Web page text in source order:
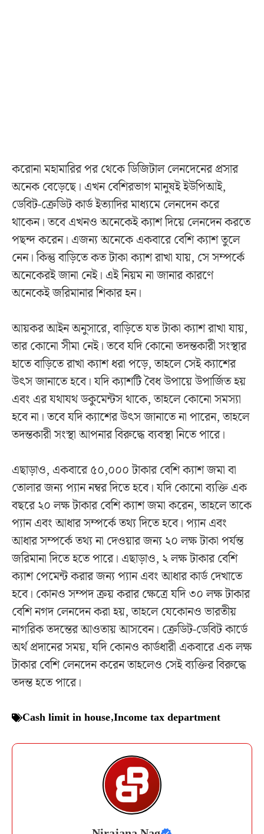
করোনা মহামারির পর থেকে ডিজিটাল লেনদেনের প্রসার
অনেক বেড়েছে। এখন বেশিরভাগ মানুষই ইউপিআই,
ডেবিট-ক্রেডিট কার্ড ইত্যাদির মাধ্যমে লেনদেন করে
থাকেন। তবে এখনও অনেকেই ক্যাশ দিয়ে লেনদেন করতে
পছন্দ করেন। এজন্য অনেকে একবারে বেশি ক্যাশ তুলে
নেন। কিন্তু বাড়িতে কত টাকা ক্যাশ রাখা যায়, সে সম্পর্কে
অনেকেরই জানা নেই। এই নিয়ম না জানার কারণে
অনেকেই জরিমানার শিকার হন।
আয়কর আইন অনুসারে, বাড়িতে যত টাকা ক্যাশ রাখা যায়,
তার কোনো সীমা নেই। তবে যদি কোনো তদন্তকারী সংস্থার
হাতে বাড়িতে রাখা ক্যাশ ধরা পড়ে, তাহলে সেই ক্যাশের
উৎস জানাতে হবে। যদি ক্যাশটি বৈধ উপায়ে উপার্জিত হয়
এবং এর যথাযথ ডকুমেন্টস থাকে, তাহলে কোনো সমস্যা
হবে না। তবে যদি ক্যাশের উৎস জানাতে না পারেন, তাহলে
তদন্তকারী সংস্থা আপনার বিরুদ্ধে ব্যবস্থা নিতে পারে।
এছাড়াও, একবারে ৫০,০০০ টাকার বেশি ক্যাশ জমা বা
তোলার জন্য প্যান নম্বর দিতে হবে। যদি কোনো ব্যক্তি এক
বছরে ২০ লক্ষ টাকার বেশি ক্যাশ জমা করেন, তাহলে তাকে
প্যান এবং আধার সম্পর্কে তথ্য দিতে হবে। প্যান এবং
আধার সম্পর্কে তথ্য না দেওয়ার জন্য ২০ লক্ষ টাকা পর্যন্ত
জরিমানা দিতে হতে পারে। এছাড়াও, ২ লক্ষ টাকার বেশি
ক্যাশ পেমেন্ট করার জন্য প্যান এবং আধার কার্ড দেখাতে
হবে। কোনও সম্পদ ক্রয় করার ক্ষেত্রে যদি ৩০ লক্ষ টাকার
বেশি নগদ লেনদেন করা হয়, তাহলে যেকোনও ভারতীয়
নাগরিক তদন্তের আওতায় আসবেন। ক্রেডিট-ডেবিট কার্ডে
অর্থ প্রদানের সময়, যদি কোনও কার্ডধারী একবারে এক লক্ষ
টাকার বেশি লেনদেন করেন তাহলেও সেই ব্যক্তির বিরুদ্ধে
তদন্ত হতে পারে।
Cash limit in house,Income tax department